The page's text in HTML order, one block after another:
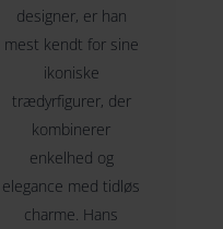
designer, er han
mest kendt for sine
ikoniske
trædyrfigurer, der
kombinerer
enkelhed og
elegance med tidløs
charme. Hans